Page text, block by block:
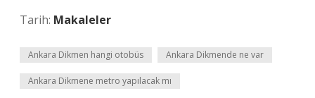
Tarih: Makaleler
Ankara Dikmen hangi otobüs Ankara Dikmende ne var
Ankara Dikmene metro yapılacak mı